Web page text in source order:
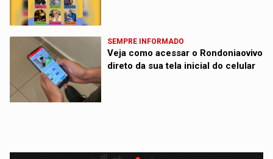
SEMPRE INFORMADO
Veja como acessar o Rondoniaovivo
direto da sua tela inicial do celular